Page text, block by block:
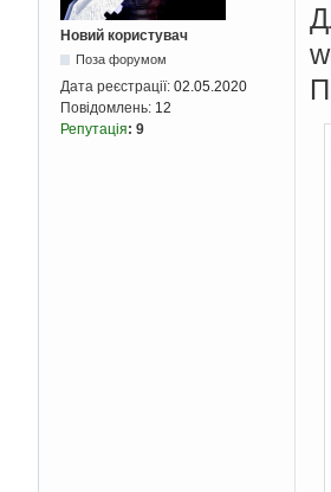
Новий користувач
Поза форумом
Дата реєстрації: 02.05.2020
Повідомлень: 12
Репутація: 9